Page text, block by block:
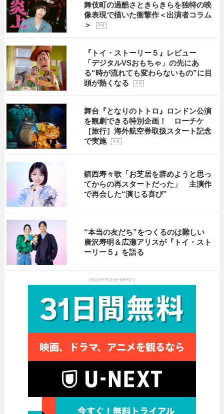
舞伎町の過酷さときらきらを独特の映
像表現で描いた衝撃作＜出演者コラム
＞
P R
『トイ・ストーリー５』レビュー
「デジタルVSおもちゃ」の先にあ
る“時が流れても変わらないもの”に目
頭が熱くなる
P R
舞台『となりのトトロ』ロンドン公演
を観劇できる特別企画！ ローチケ
［旅行］海外航空券取扱スタート記念
で実施
P R
鎮西寿々歌「お芝居を辞めようと思っ
てからの再スタートだった」 主演作
で再会した“演じる喜び”
“本当の友だち”をつくるのは難しい
唐沢寿明＆広瀬アリスが『トイ・スト
ーリー５』を語る
[ADVERTISEMENT]